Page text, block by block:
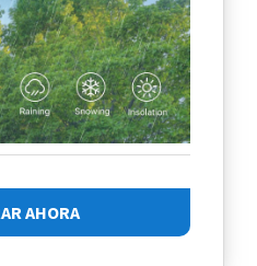
AHORA